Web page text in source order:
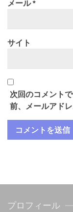
メール*
サイト
次回のコメント
前、メールアド
プロフィール